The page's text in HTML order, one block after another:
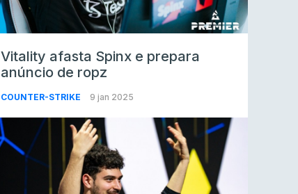
Vitality afasta Spinx e prepara
anúncio de ropz
COUNTER-STRIKE 9 jan 2025